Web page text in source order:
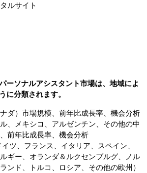
ルサイト
ーソナルアシスタント市場は、地域によ
に分類されます。
ダ）市場規模、前年比成長率、機会分析
、メキシコ、アルゼンチン、その他の中
前年比成長率、機会分析
ツ、フランス、イタリア、スペイン、
ギー、オランダ＆ルクセンブルグ、ノル
ンド、トルコ、ロシア、その他の欧州）